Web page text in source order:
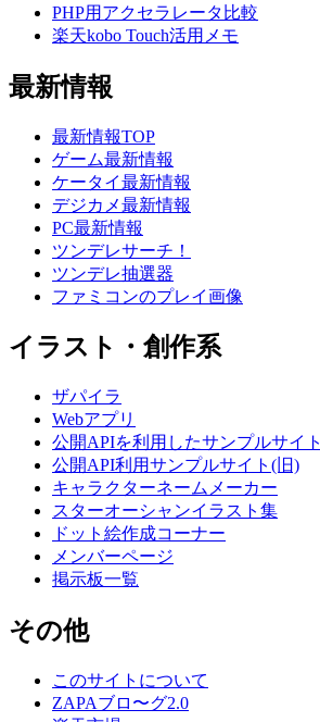
PHP用アクセラレータ比較
楽天kobo Touch活用メモ
最新情報
最新情報TOP
ゲーム最新情報
ケータイ最新情報
デジカメ最新情報
PC最新情報
ツンデレサーチ！
ツンデレ抽選器
ファミコンのプレイ画像
イラスト・創作系
ザパイラ
Webアプリ
公開APIを利用したサンプルサイト
公開API利用サンプルサイト(旧)
キャラクターネームメーカー
スターオーシャンイラスト集
ドット絵作成コーナー
メンバーページ
掲示板一覧
その他
このサイトについて
ZAPAブロ〜グ2.0